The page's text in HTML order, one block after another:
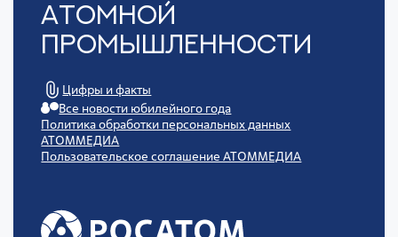
Атомной
Промышленности
Цифры и факты
Все новости юбилейного года
Политика обработки персональных данных
АТОММЕДИА
Пользовательское соглашение АТОММЕДИА